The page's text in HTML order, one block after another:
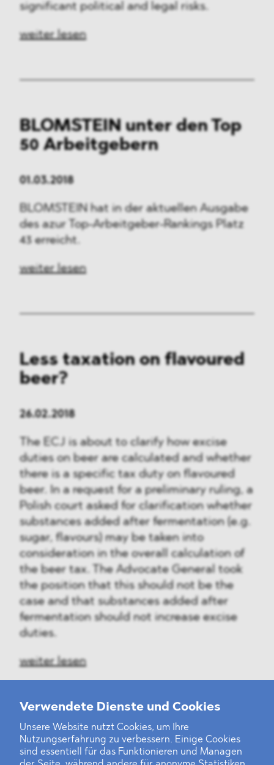
Verwendete Dienste und Cookies
Unsere Website nutzt Cookies, um Ihre
Nutzungserfahrung zu verbessern. Einige Cookies
sind essentiell für das Funktionieren und Managen
significant political and legal risks.
weiter lesen
BLOMSTEIN unter den Top
50 Arbeitgebern
01.03.2018
BLOMSTEIN hat in der aktuellen Ausgabe
des azur Top-Arbeitgeber-Rankings Platz
43 erreicht.
weiter lesen
Less taxation on flavoured
beer?
26.02.2018
The ECJ is about to clarify how excise
duties on beer are calculated and whether
there is a specific tax duty on flavoured
beer. In a request for a preliminary ruling, a
Polish court asked for clarification whether
substances added after fermentation (e.g.
sugar, flavours) may be taken into
consideration in the overall calculation of
the beer tax. The Advocate General took
the position that this should not be the
case and that substances added after
fermentation should not increase excise
duties.
weiter lesen
‹12...38 394041 424344454647›